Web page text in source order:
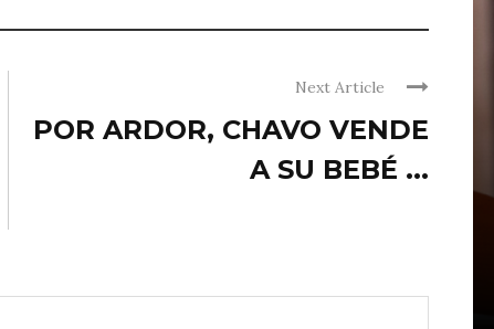
Next Article
POR ARDOR, CHAVO VENDE
A SU BEBÉ ...